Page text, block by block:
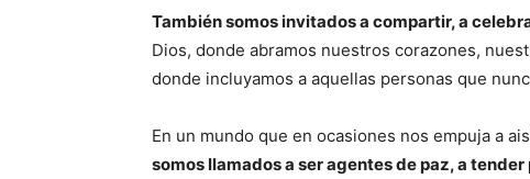
También somos invitados a compartir, a
Dios, donde abramos nuestros corazones,
donde incluyamos a aquellas personas que
En un mundo que en ocasiones nos empuja a
somos llamados a ser agentes de paz, a